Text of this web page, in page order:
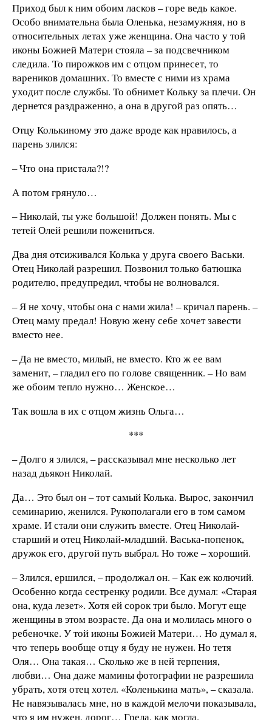
Приход был к ним обоим ласков – горе ведь какое.
Особо внимательна была Оленька, незамужняя, но в
относительных летах уже женщина. Она часто у той
иконы Божией Матери стояла – за подсвечником
следила. То пирожков им с отцом принесет, то
вареников домашних. То вместе с ними из храма
уходит после службы. То обнимет Кольку за плечи. Он
дернется раздраженно, а она в другой раз опять…
Отцу Колькиному это даже вроде как нравилось, а
парень злился:
– Что она пристала?!?
А потом грянуло…
– Николай, ты уже большой! Должен понять. Мы с
тетей Олей решили пожениться.
Два дня отсиживался Колька у друга своего Васьки.
Отец Николай разрешил. Позвонил только батюшка
родителю, предупредил, чтобы не волновался.
– Я не хочу, чтобы она с нами жила! – кричал парень. –
Отец маму предал! Новую жену себе хочет завести
вместо нее.
– Да не вместо, милый, не вместо. Кто ж ее вам
заменит, – гладил его по голове священник. – Но вам
же обоим тепло нужно… Женское…
Так вошла в их с отцом жизнь Ольга…
***
– Долго я злился, – рассказывал мне несколько лет
назад дьякон Николай.
Да… Это был он – тот самый Колька. Вырос, закончил
семинарию, женился. Рукополагали его в том самом
храме. И стали они служить вместе. Отец Николай-
старший и отец Николай-младший. Васька-попенок,
дружок его, другой путь выбрал. Но тоже – хороший.
– Злился, ершился, – продолжал он. – Как еж колючий.
Особенно когда сестренку родили. Все думал: «Старая
она, куда лезет». Хотя ей сорок три было. Могут еще
женщины в этом возрасте. Да она и молилась много о
ребеночке. У той иконы Божией Матери… Но думал я,
что теперь вообще отцу я буду не нужен. Но тетя
Оля… Она такая… Сколько же в ней терпения,
любви… Она даже мамины фотографии не разрешила
убрать, хотя отец хотел. «Коленькина мать», – сказала.
Не навязывалась мне, но в каждой мелочи показывала,
что я им нужен, дорог… Грела, как могла.